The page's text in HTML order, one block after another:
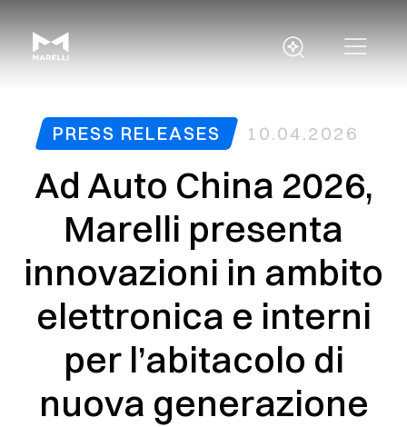
PRESS RELEASES 10.04.2026
Ad Auto China 2026,
Marelli presenta
innovazioni in ambito
elettronica e interni
per l’abitacolo di
nuova generazione